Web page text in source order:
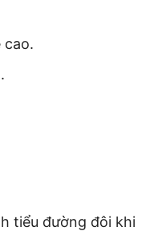
cao.
tiểu đường đôi khi